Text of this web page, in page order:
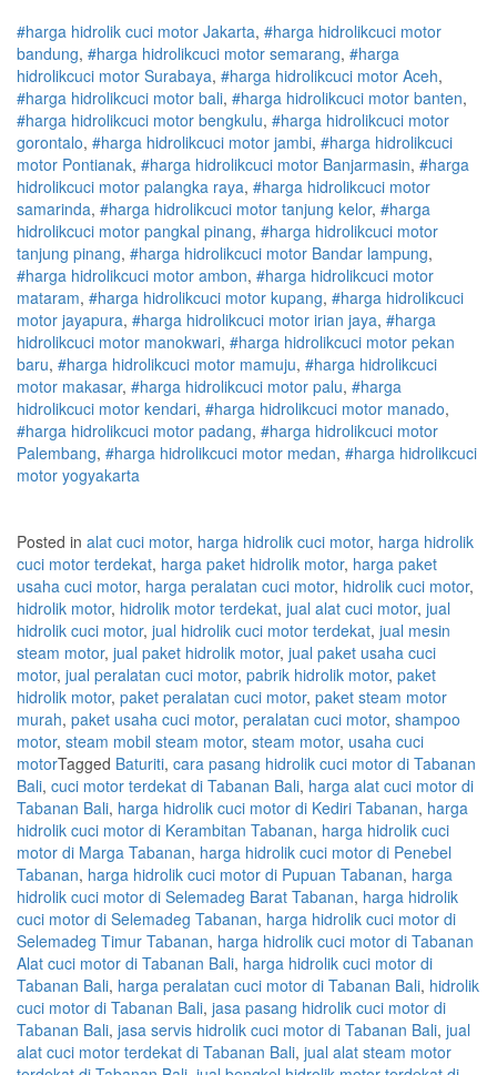
#harga hidrolik cuci motor Jakarta, #harga hidrolikcuci motor
bandung, #harga hidrolikcuci motor semarang, #harga
hidrolikcuci motor Surabaya, #harga hidrolikcuci motor Aceh,
#harga hidrolikcuci motor bali, #harga hidrolikcuci motor banten,
#harga hidrolikcuci motor bengkulu, #harga hidrolikcuci motor
gorontalo, #harga hidrolikcuci motor jambi, #harga hidrolikcuci
motor Pontianak, #harga hidrolikcuci motor Banjarmasin, #harga
hidrolikcuci motor palangka raya, #harga hidrolikcuci motor
samarinda, #harga hidrolikcuci motor tanjung kelor, #harga
hidrolikcuci motor pangkal pinang, #harga hidrolikcuci motor
tanjung pinang, #harga hidrolikcuci motor Bandar lampung,
#harga hidrolikcuci motor ambon, #harga hidrolikcuci motor
mataram, #harga hidrolikcuci motor kupang, #harga hidrolikcuci
motor jayapura, #harga hidrolikcuci motor irian jaya, #harga
hidrolikcuci motor manokwari, #harga hidrolikcuci motor pekan
baru, #harga hidrolikcuci motor mamuju, #harga hidrolikcuci
motor makasar, #harga hidrolikcuci motor palu, #harga
hidrolikcuci motor kendari, #harga hidrolikcuci motor manado,
#harga hidrolikcuci motor padang, #harga hidrolikcuci motor
Palembang, #harga hidrolikcuci motor medan, #harga hidrolikcuci
motor yogyakarta
Posted in alat cuci motor, harga hidrolik cuci motor, harga hidrolik
cuci motor terdekat, harga paket hidrolik motor, harga paket
usaha cuci motor, harga peralatan cuci motor, hidrolik cuci motor,
hidrolik motor, hidrolik motor terdekat, jual alat cuci motor, jual
hidrolik cuci motor, jual hidrolik cuci motor terdekat, jual mesin
steam motor, jual paket hidrolik motor, jual paket usaha cuci
motor, jual peralatan cuci motor, pabrik hidrolik motor, paket
hidrolik motor, paket peralatan cuci motor, paket steam motor
murah, paket usaha cuci motor, peralatan cuci motor, shampoo
motor, steam mobil steam motor, steam motor, usaha cuci
motorTagged Baturiti, cara pasang hidrolik cuci motor di Tabanan
Bali, cuci motor terdekat di Tabanan Bali, harga alat cuci motor di
Tabanan Bali, harga hidrolik cuci motor di Kediri Tabanan, harga
hidrolik cuci motor di Kerambitan Tabanan, harga hidrolik cuci
motor di Marga Tabanan, harga hidrolik cuci motor di Penebel
Tabanan, harga hidrolik cuci motor di Pupuan Tabanan, harga
hidrolik cuci motor di Selemadeg Barat Tabanan, harga hidrolik
cuci motor di Selemadeg Tabanan, harga hidrolik cuci motor di
Selemadeg Timur Tabanan, harga hidrolik cuci motor di Tabanan
Alat cuci motor di Tabanan Bali, harga hidrolik cuci motor di
Tabanan Bali, harga peralatan cuci motor di Tabanan Bali, hidrolik
cuci motor di Tabanan Bali, jasa pasang hidrolik cuci motor di
Tabanan Bali, jasa servis hidrolik cuci motor di Tabanan Bali, jual
alat cuci motor terdekat di Tabanan Bali, jual alat steam motor